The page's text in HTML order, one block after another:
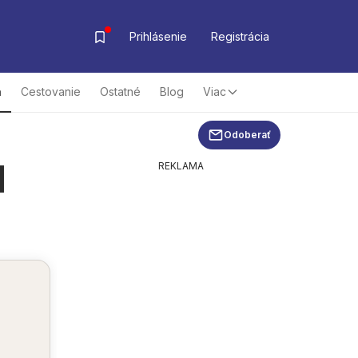
Prihlásenie Registrácia
Cestovanie Ostatné Blog Viac
Odoberať
REKLAMA